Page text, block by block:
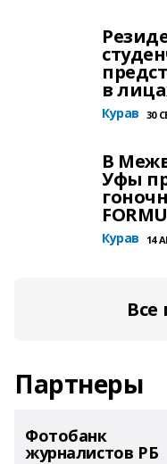
в
Курав 30
В
Уфы
Курав 14
Партнеры
Фотобанк
журналистов РБ